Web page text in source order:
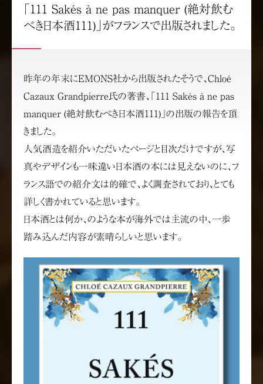
「111 Sakés à ne pas manquer (絶対飲む
べき日本酒111)」がフランスで出版されました。
昨年の年末にEMONS社から出版されたそうで、Chloé
Cazaux Grandpierre氏の著書、「111 Sakés à ne pas
manquer (絶対飲むべき日本酒111)」の出版の報告を頂
きました。
人気酒造を紹介いただいたページと目次だけですが、写
真やデザインも一味違い日本酒の本には見えないのに、フ
ランス語での紹介文は的確で、よく調査されており、とても
詳しく書かれていると思います。
日本酒とは何か、のような本が海外では主流の中、一歩
踏み込んだ内容が素晴らしいと思います。